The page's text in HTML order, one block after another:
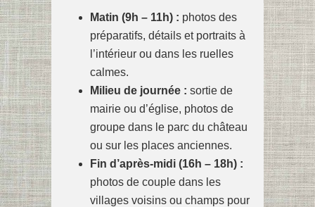
Matin (9h – 11h) : photos des
préparatifs, détails et portraits à
l’intérieur ou dans les ruelles
calmes.
Milieu de journée : sortie de
mairie ou d’église, photos de
groupe dans le parc du château
ou sur les places anciennes.
Fin d’après-midi (16h – 18h) :
photos de couple dans les
villages voisins ou champs pour